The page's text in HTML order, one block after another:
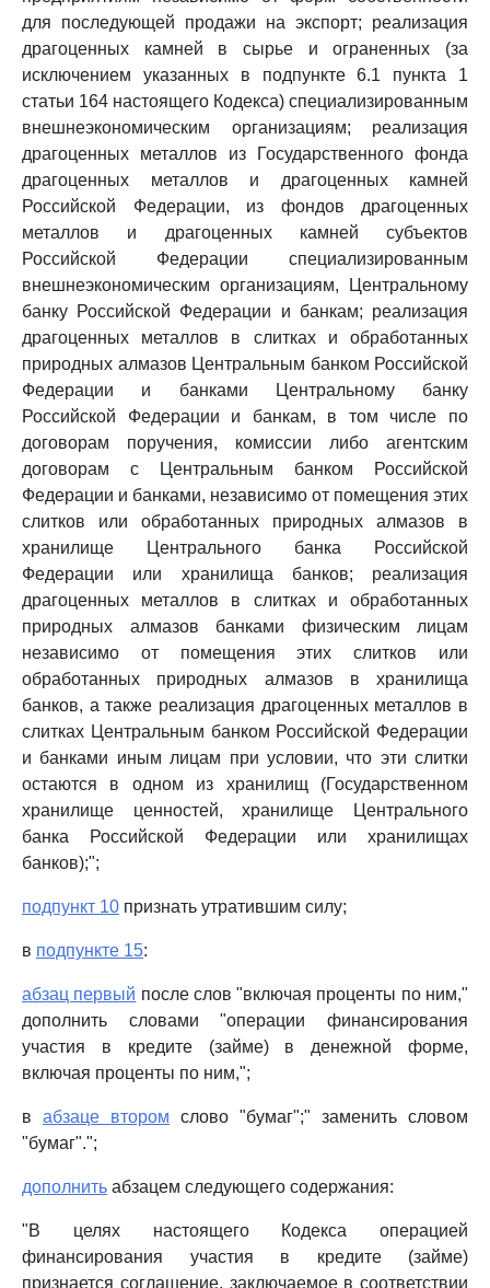
для последующей продажи на экспорт; реализация
драгоценных камней в сырье и ограненных (за
исключением указанных в подпункте 6.1 пункта 1
статьи 164 настоящего Кодекса) специализированным
внешнеэкономическим организациям; реализация
драгоценных металлов из Государственного фонда
драгоценных металлов и драгоценных камней
Российской Федерации, из фондов драгоценных
металлов и драгоценных камней субъектов
Российской Федерации специализированным
внешнеэкономическим организациям, Центральному
банку Российской Федерации и банкам; реализация
драгоценных металлов в слитках и обработанных
природных алмазов Центральным банком Российской
Федерации и банками Центральному банку
Российской Федерации и банкам, в том числе по
договорам поручения, комиссии либо агентским
договорам с Центральным банком Российской
Федерации и банками, независимо от помещения этих
слитков или обработанных природных алмазов в
хранилище Центрального банка Российской
Федерации или хранилища банков; реализация
драгоценных металлов в слитках и обработанных
природных алмазов банками физическим лицам
независимо от помещения этих слитков или
обработанных природных алмазов в хранилища
банков, а также реализация драгоценных металлов в
слитках Центральным банком Российской Федерации
и банками иным лицам при условии, что эти слитки
остаются в одном из хранилищ (Государственном
хранилище ценностей, хранилище Центрального
банка Российской Федерации или хранилищах
банков);";
подпункт 10 признать утратившим силу;
в подпункте 15:
абзац первый после слов "включая проценты по ним,"
дополнить словами "операции финансирования
участия в кредите (займе) в денежной форме,
включая проценты по ним,";
в абзаце втором слово "бумаг";" заменить словом
"бумаг".";
дополнить абзацем следующего содержания:
"В целях настоящего Кодекса операцией
финансирования участия в кредите (займе)
признается соглашение, заключаемое в соответствии